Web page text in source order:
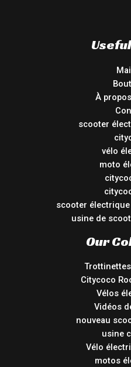
À
scooter
vélo
moto
scooter
usine de
Our
Citycoco
Vélos
Vidéos
nouveau
usine
Vélo
motos